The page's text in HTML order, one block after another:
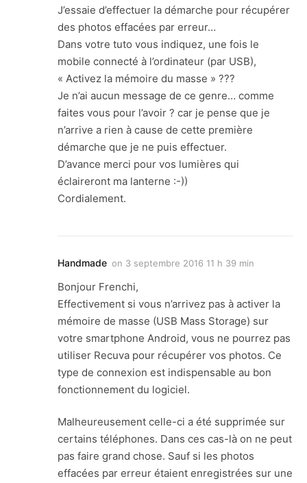
J’essaie d’effectuer la démarche pour récupérer
des photos effacées par erreur…
Dans votre tuto vous indiquez, une fois le
mobile connecté à l’ordinateur (par USB),
« Activez la mémoire du masse » ???
Je n’ai aucun message de ce genre… comme
faites vous pour l’avoir ? car je pense que je
n’arrive a rien à cause de cette première
démarche que je ne puis effectuer.
D’avance merci pour vos lumières qui
éclaireront ma lanterne :-))
Cordialement.
Handmade on 3 septembre 2016 11 h 39 min
Bonjour Frenchi,
Effectivement si vous n’arrivez pas à activer la
mémoire de masse (USB Mass Storage) sur
votre smartphone Android, vous ne pourrez pas
utiliser Recuva pour récupérer vos photos. Ce
type de connexion est indispensable au bon
fonctionnement du logiciel.
Malheureusement celle-ci a été supprimée sur
certains téléphones. Dans ces cas-là on ne peut
pas faire grand chose. Sauf si les photos
effacées par erreur étaient enregistrées sur une